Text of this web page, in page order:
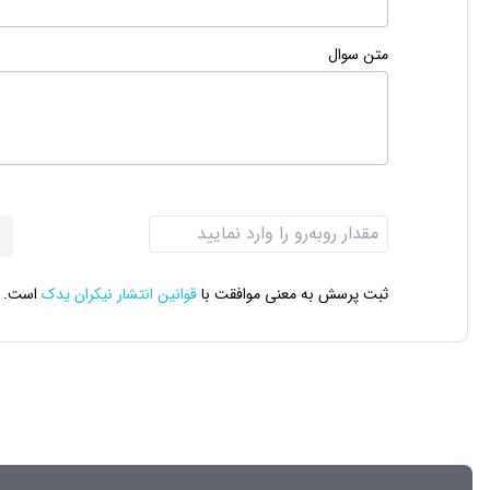
متن سوال
ثبت پرسش به معنی موافقت باقوانین انتشار نیکران یدک است.